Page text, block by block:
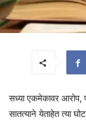
सध्या एकमेकावर आरोप,
सातत्याने येताहेत त्या